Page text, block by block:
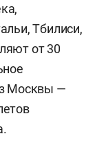
Тбилиси,
от 30
Москвы —